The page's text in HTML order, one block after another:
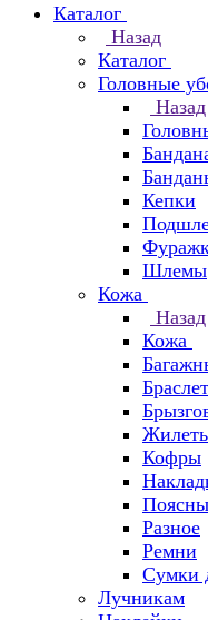
Каталог
Назад
Каталог
Головные
Назад
Кепки
Шлемы
Кожа
Назад
Кожа
Кофры
Разное
Ремни
Сумки
Лучникам